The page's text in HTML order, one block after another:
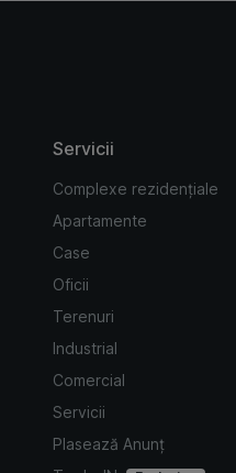
Servicii
Complexe rezidențiale
Apartamente
Case
Oficii
Terenuri
Industrial
Comercial
Servicii
Plasează Anunț